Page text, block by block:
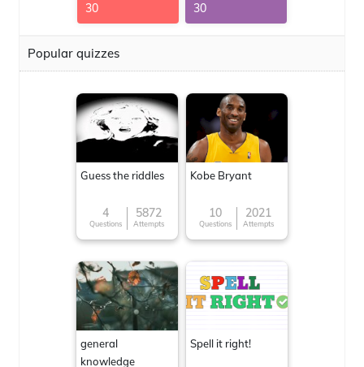
30 30
Popular quizzes
Guess the riddles
4
Questions
5872
Attempts
Kobe Bryant
10
Questions
2021
Attempts
general
knowledge
Spell it right!